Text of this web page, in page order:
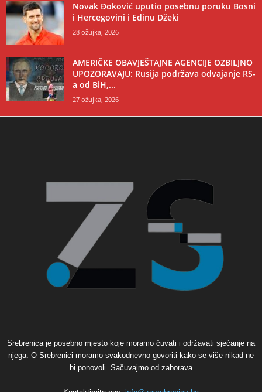
Novak Đoković uputio posebnu poruku Bosni
i Hercegovini i Edinu Džeki
28 ožujka, 2026
AMERIČKE OBAVJEŠTAJNE AGENCIJE OZBILJNO
UPOZORAVAJU: Rusija podržava odvajanje RS-
a od BiH,...
27 ožujka, 2026
Srebrenica je posebno mjesto koje moramo čuvati i održavati sjećanje na
njega. O Srebrenici moramo svakodnevno govoriti kako se više nikad ne
bi ponovoli. Sačuvajmo od zaborava